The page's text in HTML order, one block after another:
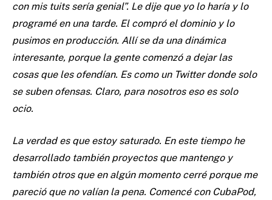
con mis tuits sería genial”. Le dije que yo lo haría y lo
programé en una tarde. El compró el dominio y lo
pusimos en producción. Allí se da una dinámica
interesante, porque la gente comenzó a dejar las
cosas que les ofendían. Es como un Twitter donde solo
se suben ofensas. Claro, para nosotros eso es solo
ocio.
La verdad es que estoy saturado. En este tiempo he
desarrollado también proyectos que mantengo y
también otros que en algún momento cerré porque me
pareció que no valían la pena. Comencé con CubaPod,